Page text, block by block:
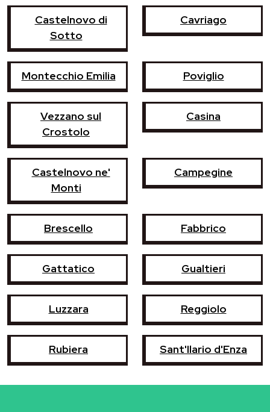
Castelnovo di
Sotto
Cavriago
Montecchio Emilia Poviglio
Vezzano sul
Crostolo
Casina
Castelnovo ne'
Monti
Campegine
Brescello Fabbrico
Gattatico Gualtieri
Luzzara Reggiolo
Rubiera Sant'Ilario d'Enza